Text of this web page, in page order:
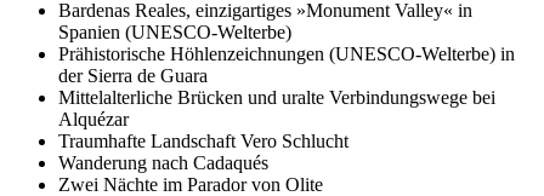
Bardenas Reales, einzigartiges »Monument Valley« in
Spanien (UNESCO-Welterbe)
Prähistorische Höhlenzeichnungen (UNESCO-Welterbe) in
der Sierra de Guara
Mittelalterliche Brücken und uralte Verbindungswege bei
Alquézar
Traumhafte Landschaft Vero Schlucht
Wanderung nach Cadaqués
Zwei Nächte im Parador von Olite